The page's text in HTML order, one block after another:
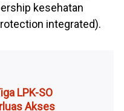
kesehatan
integrated).
LPK-SO
Akses